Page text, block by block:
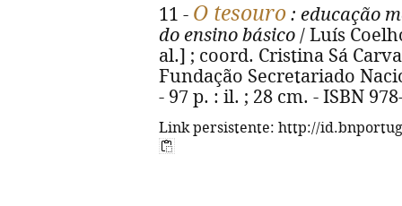
11 - O tesouro : educação
do ensino básico / Luís
al.] ; coord. Cristina Sá
Fundação Secretariado
- 97 p. : il. ; 28 cm. - ISBN
Link persistente: http://